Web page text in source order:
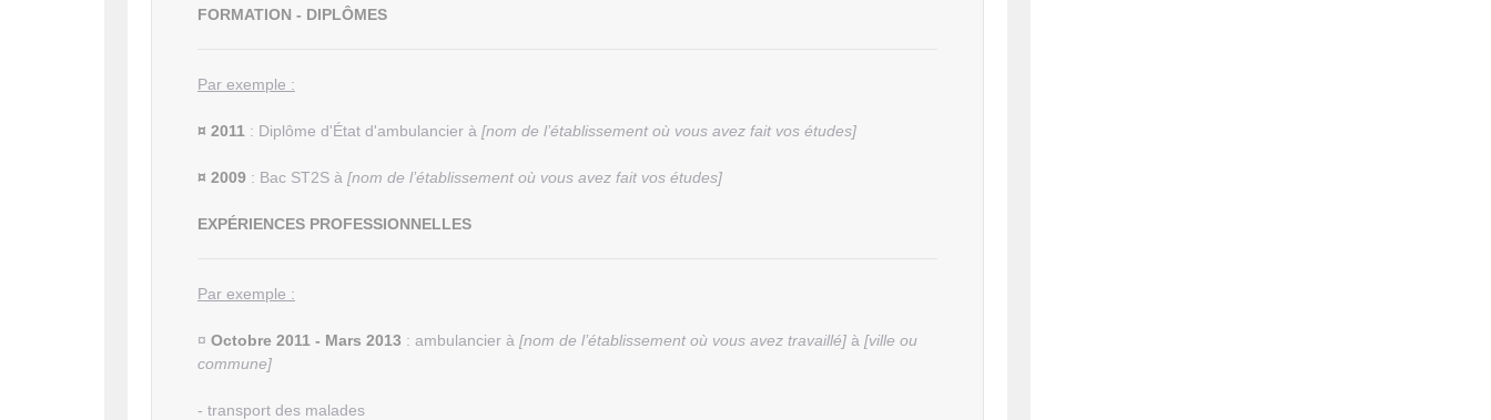
FORMATION - DIPLÔMES
Par exemple :
¤ 2011 : Diplôme d'État d'ambulancier à [nom de l’établissement où vous avez fait vos études]
¤ 2009 : Bac ST2S à [nom de l’établissement où vous avez fait vos études]
EXPÉRIENCES PROFESSIONNELLES
Par exemple :
¤ Octobre 2011 - Mars 2013 : ambulancier à [nom de l’établissement où vous avez travaillé] à [ville ou
commune]
- transport des malades